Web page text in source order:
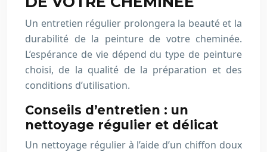
Un entretien régulier prolongera la beauté et la
durabilité de la peinture de votre cheminée.
L’espérance de vie dépend du type de peinture
choisi, de la qualité de la préparation et des
conditions d’utilisation.
Conseils d’entretien : un
nettoyage régulier et délicat
Un nettoyage régulier à l’aide d’un chiffon doux